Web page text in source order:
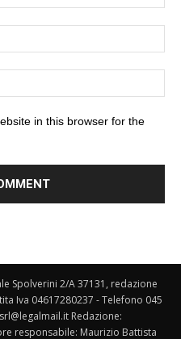
in this browser for the
Spolverini 2/A 37131, redazione
Iva 04617280237 - Telefono 045
Redazione:
responsabile: Maurizio Battista